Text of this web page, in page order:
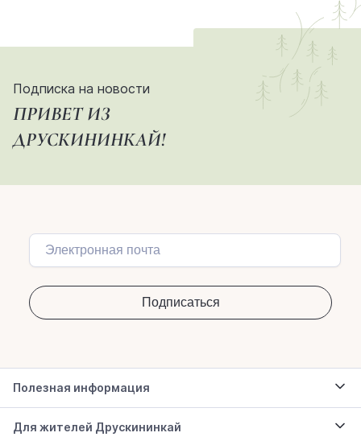
Подписка на новости
ПРИВЕТ ИЗ
ДРУСКИНИНКАЙ!
Полезная информация
Для жителей Друскининкай